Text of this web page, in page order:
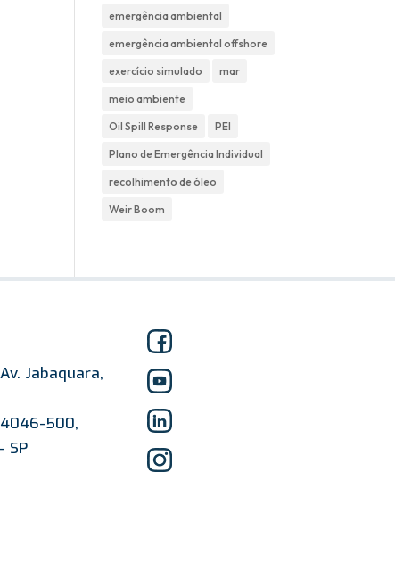
emergência ambiental
emergência ambiental offshore
exercício simulado mar
meio ambiente
Oil Spill Response PEI
Plano de Emergência Individual
recolhimento de óleo
Weir Boom
Jabaquara,
500,
SP